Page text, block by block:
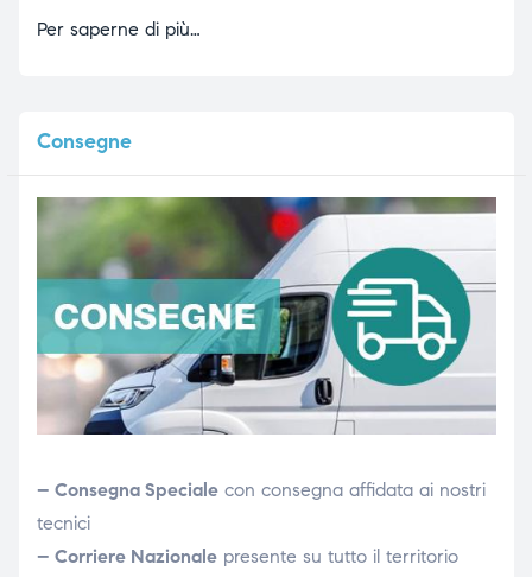
Per saperne di più…
Consegne
– Consegna Specialecon consegna affidata ai nostri
tecnici
– Corriere Nazionalepresente su tutto il territorio